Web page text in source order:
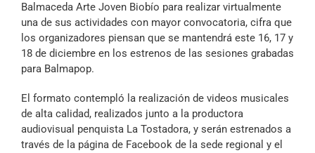
Balmaceda Arte Joven Biobío para realizar virtualmente
una de sus actividades con mayor convocatoria, cifra que
los organizadores piensan que se mantendrá este 16, 17 y
18 de diciembre en los estrenos de las sesiones grabadas
para Balmapop.
El formato contempló la realización de videos musicales
de alta calidad, realizados junto a la productora
audiovisual penquista La Tostadora, y serán estrenados a
través de la página de Facebook de la sede regional y el